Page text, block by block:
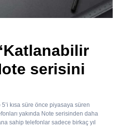
serisini
kısa süre önce piyasaya süren
yakında Note serisinden daha
sahip telefonlar sadece birkaç yıl